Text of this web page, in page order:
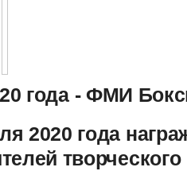
года - ФМИ
2020 года